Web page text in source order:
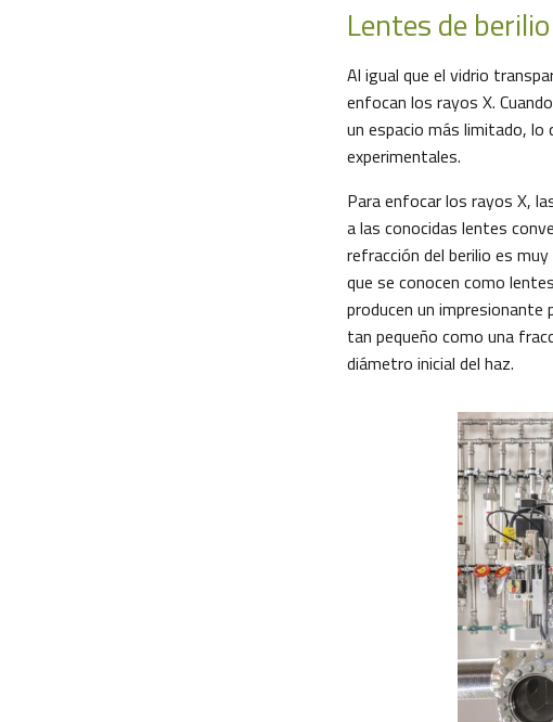
Lentes de
Al igual que el vidrio
enfocan los rayos X.
un espacio más limitado,
experimentales.
Para enfocar los rayos X,
a las conocidas lentes
refracción del berilio es
que se conocen como
producen un impresionante
tan pequeño como una
diámetro inicial del haz.